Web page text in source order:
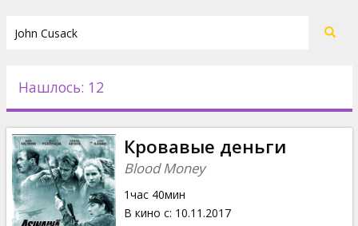
Новости
Подарки
Кинозакуски
Нашлось: 12
Кровавые деньги
Blood Money
1час 40мин
В кино с: 10.11.2017